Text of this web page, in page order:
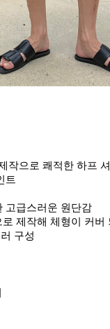
작으로 쾌적한 하프
트
고급스러운 원단감
제작해 체형이 커버
구성